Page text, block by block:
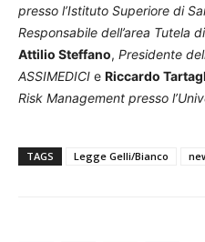
presso l’Istituto Superiore di
Responsabile dell’area Tutela
Attilio Steffano, Presidente
ASSIMEDICI e Riccardo
Risk Management presso
TAGS Legge Gelli/Bianco